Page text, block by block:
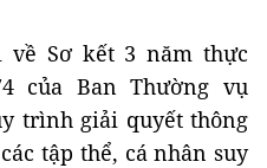
về Sơ kết 3 năm thực
của Ban Thường vụ
trình giải quyết thông
tập thể, cá nhân suy